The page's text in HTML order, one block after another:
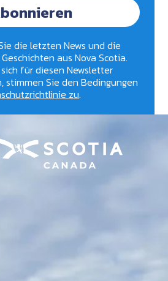
die letzten News und die
aus Nova Scotia.
für diesen Newsletter
stimmen Sie den Bedingungen
zu.